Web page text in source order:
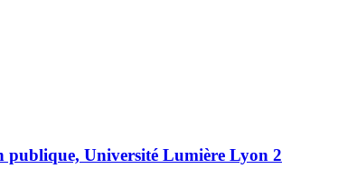
publique, Université Lumière Lyon 2